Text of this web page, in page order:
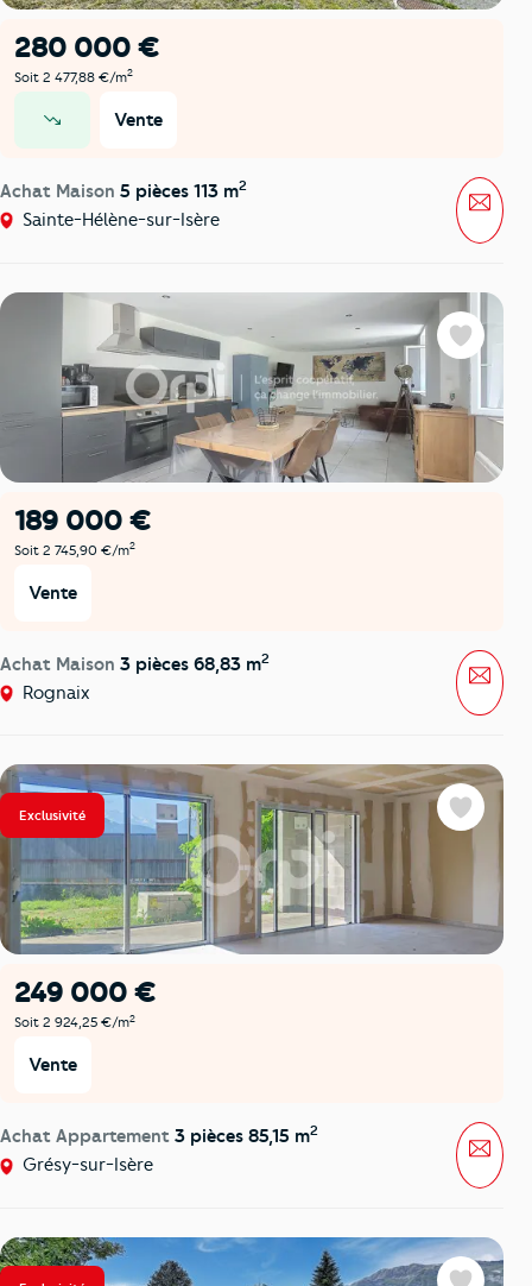
280 000 €
Soit 2 477,88 €/m2
Vente
Achat Maison 5 pièces 113 m2
Sainte-Hélène-sur-Isère
189 000 €
Soit 2 745,90 €/m2
Vente
Achat Maison 3 pièces 68,83 m2
Rognaix
Favoris
Exclusivité
249 000 €
Soit 2 924,25 €/m2
Vente
Achat Appartement 3 pièces 85,15 m2
Grésy-sur-Isère
Favoris